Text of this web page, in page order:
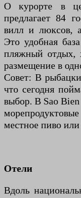
О курорте в
предлагает 84
вилл и люксов,
Это удобная
пляжный отдых,
размещение в
Совет: В
что сегодня
выбор. В Sao
местное пиво
Отели
Вдоль